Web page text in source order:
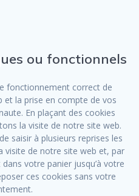
ou fonctionnels
fonctionnement correct de
et la prise en compte de vos
En plaçant des cookies
la visite de notre site web.
saisir à plusieurs reprises les
de notre site web et, par
votre panier jusqu’à votre
ces cookies sans votre